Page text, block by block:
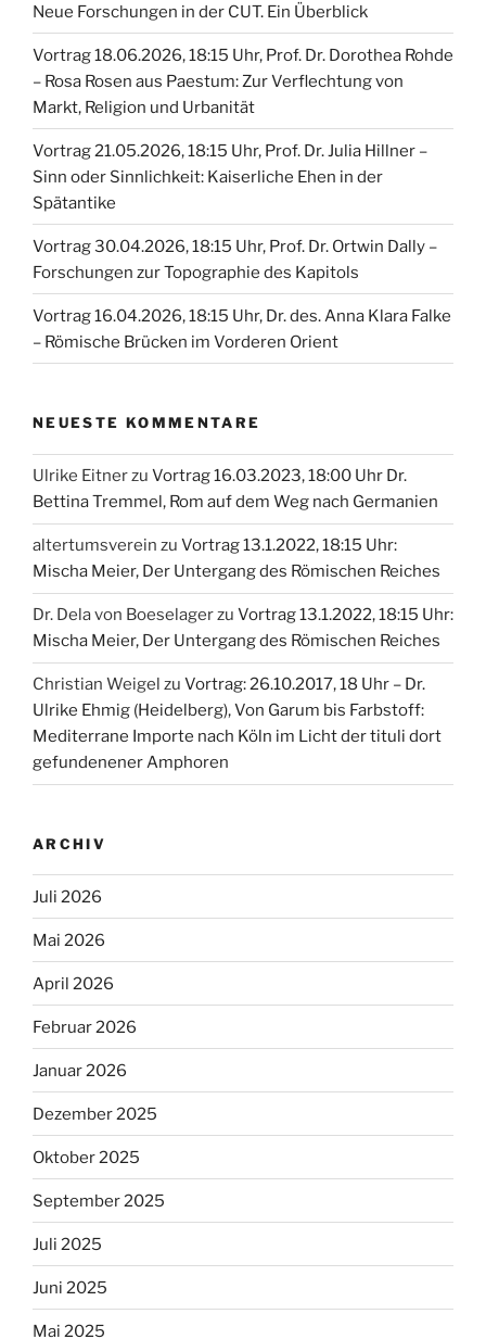
Neue Forschungen in der CUT. Ein Überblick
Vortrag 18.06.2026, 18:15 Uhr, Prof. Dr. Dorothea Rohde
– Rosa Rosen aus Paestum: Zur Verflechtung von
Markt, Religion und Urbanität
Vortrag 21.05.2026, 18:15 Uhr, Prof. Dr. Julia Hillner –
Sinn oder Sinnlichkeit: Kaiserliche Ehen in der
Spätantike
Vortrag 30.04.2026, 18:15 Uhr, Prof. Dr. Ortwin Dally –
Forschungen zur Topographie des Kapitols
Vortrag 16.04.2026, 18:15 Uhr, Dr. des. Anna Klara Falke
– Römische Brücken im Vorderen Orient
NEUESTE KOMMENTARE
Ulrike Eitnerzu Vortrag 16.03.2023, 18:00 Uhr Dr.
Bettina Tremmel, Rom auf dem Weg nach Germanien
altertumsverein zu Vortrag 13.1.2022, 18:15 Uhr:
Mischa Meier, Der Untergang des Römischen Reiches
Dr. Dela von Boeselagerzu Vortrag 13.1.2022, 18:15 Uhr:
Mischa Meier, Der Untergang des Römischen Reiches
Christian Weigel zu Vortrag: 26.10.2017, 18 Uhr – Dr.
Ulrike Ehmig (Heidelberg), Von Garum bis Farbstoff:
Mediterrane Importe nach Köln im Licht der tituli dort
gefundenener Amphoren
ARCHIV
Juli 2026
Mai 2026
April 2026
Februar 2026
Januar 2026
Dezember 2025
Oktober 2025
September 2025
Juli 2025
Juni 2025
Mai 2025